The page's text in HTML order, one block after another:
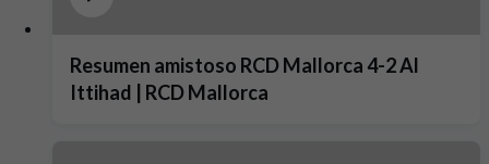
Resumen amistoso RCD Mallorca 4-2 Al
Ittihad | RCD Mallorca